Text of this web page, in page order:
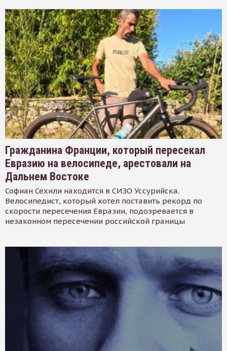
Гражданина Франции, который пересекал
Евразию на велосипеде, арестовали на
Дальнем Востоке
Софиан Сехили находится в СИЗО Уссурийска.
Велосипедист, который хотел поставить рекорд по
скорости пересечения Евразии, подозревается в
незаконном пересечении российской границы